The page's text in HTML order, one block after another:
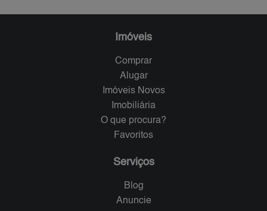
Imóveis
Comprar
Alugar
Imóveis Novos
Imobiliária
O que procura?
Favoritos
Serviços
Blog
Anuncie